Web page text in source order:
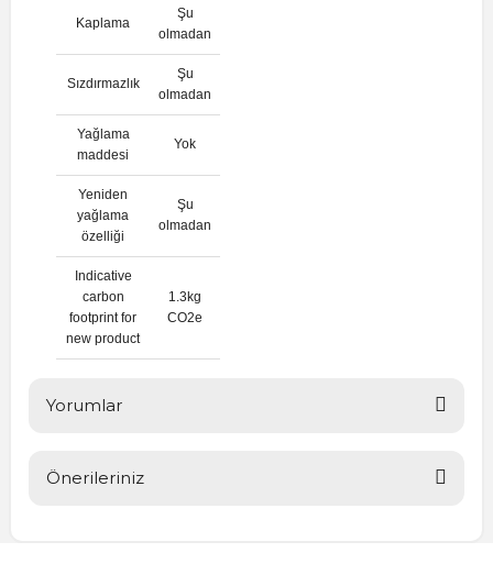
Kaplama
Şu
olmadan
Sızdırmazlık
Şu
olmadan
Yağlama
maddesi
Yok
Yeniden
yağlama
özelliği
Şu
olmadan
Indicative
carbon
footprint for
new product
1.3kg
CO2e
Yorumlar
Önerileriniz